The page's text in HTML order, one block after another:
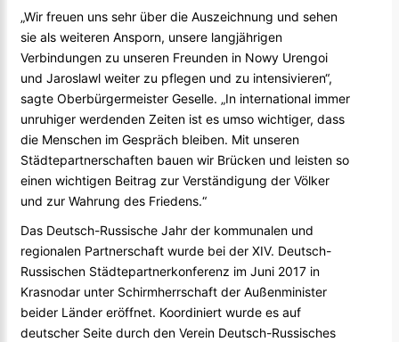
„Wir freuen uns sehr über die Auszeichnung und sehen
sie als weiteren Ansporn, unsere langjährigen
Verbindungen zu unseren Freunden in Nowy Urengoi
und Jaroslawl weiter zu pflegen und zu intensivieren“,
sagte Oberbürgermeister Geselle. „In international immer
unruhiger werdenden Zeiten ist es umso wichtiger, dass
die Menschen im Gespräch bleiben. Mit unseren
Städtepartnerschaften bauen wir Brücken und leisten so
einen wichtigen Beitrag zur Verständigung der Völker
und zur Wahrung des Friedens.“
Das Deutsch-Russische Jahr der kommunalen und
regionalen Partnerschaft wurde bei der XIV. Deutsch-
Russischen Städtepartnerkonferenz im Juni 2017 in
Krasnodar unter Schirmherrschaft der Außenminister
beider Länder eröffnet. Koordiniert wurde es auf
deutscher Seite durch den Verein Deutsch-Russisches